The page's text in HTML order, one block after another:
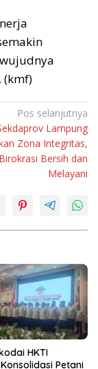
(kmf)
Pos selanjutnya
Lampung
Zona Integritas,
Bersih dan
Melayani
HKTI
Petani